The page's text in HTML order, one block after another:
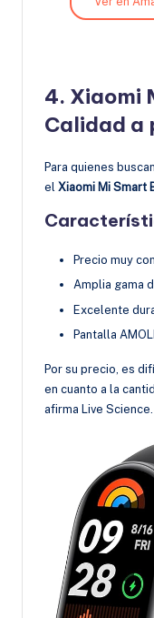
4. Xiaomi
Calidad a
Para quienes
el Xiaomi Mi Smart
Precio muy
Amplia gama
Excelente
Pantalla
Por su precio, es
en cuanto a la
afirma Live Science.